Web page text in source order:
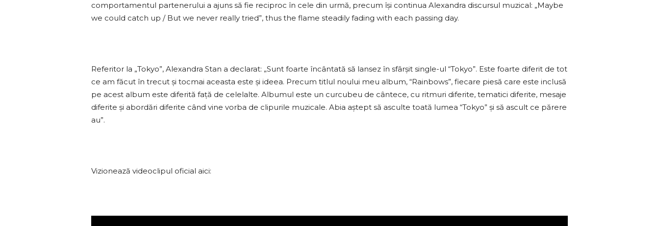
comportamentul partenerului a ajuns să fie reciproc în cele din urmă, precum își continua Alexandra discursul muzical: „Maybe
we could catch up / But we never really tried”, thus the flame steadily fading with each passing day.
Referitor la „Tokyo”, Alexandra Stan a declarat: „Sunt foarte încântată să lansez în sfârșit single-ul “Tokyo”. Este foarte diferit de tot
ce am făcut în trecut și tocmai aceasta este și ideea. Precum titlul noului meu album, “Rainbows”, fiecare piesă care este inclusă
pe acest album este diferită față de celelalte. Albumul este un curcubeu de cântece, cu ritmuri diferite, tematici diferite, mesaje
diferite și abordări diferite când vine vorba de clipurile muzicale. Abia aștept să asculte toată lumea “Tokyo” și să ascult ce părere
au”.
Vizionează videoclipul oficial aici: